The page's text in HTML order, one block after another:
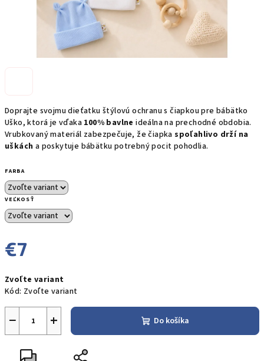
Doprajte svojmu dieťatku štýlovú ochranu s čiapkou pre bábätko
Uško, ktorá je vďaka 100% bavlne ideálna na prechodné obdobia.
Vrubkovaný materiál zabezpečuje, že čiapkaspoľahlivo drží na
uškách a poskytuje bábätku potrebný pocit pohodlia.
FARBA
VEĽKOSŤ
€7
cena:
Zvoľte variant
Kód: Zvoľte variant
+
− Do košíka